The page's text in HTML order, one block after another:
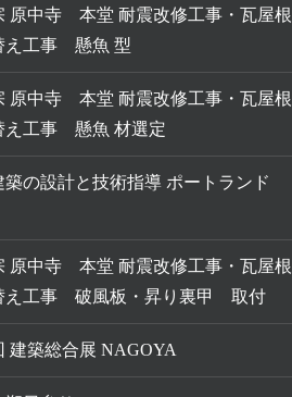
原中寺 本堂 耐震改修工事・瓦屋根
え工事 懸魚 型
原中寺 本堂 耐震改修工事・瓦屋根
え工事 懸魚 材選定
築の設計と技術指導 ポートランド
原中寺 本堂 耐震改修工事・瓦屋根
え工事 破風板・昇り裏甲 取付
建築総合展 NAGOYA